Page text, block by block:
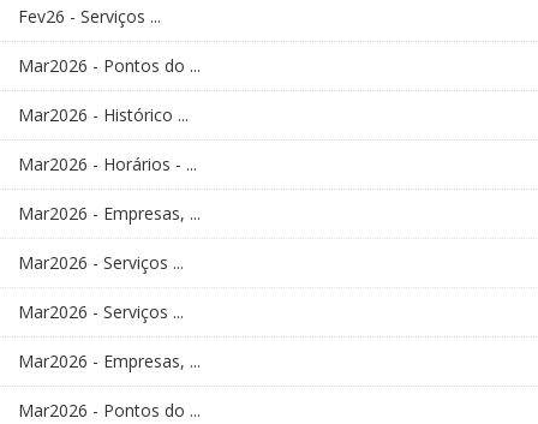
Fev26 - Serviços ...
Mar2026 - Pontos do ...
Mar2026 - Histórico ...
Mar2026 - Horários - ...
Mar2026 - Empresas, ...
Mar2026 - Serviços ...
Mar2026 - Serviços ...
Mar2026 - Empresas, ...
Mar2026 - Pontos do ...